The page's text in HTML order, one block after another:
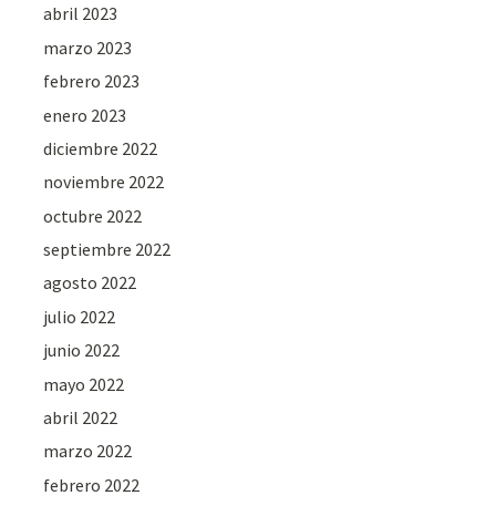
abril 2023
marzo 2023
febrero 2023
enero 2023
diciembre 2022
noviembre 2022
octubre 2022
septiembre 2022
agosto 2022
julio 2022
junio 2022
mayo 2022
abril 2022
marzo 2022
febrero 2022